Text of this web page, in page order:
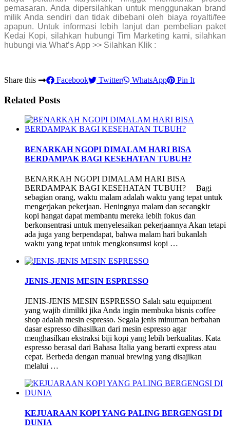
pemasaran. Anda dipersilahkan untuk menggunakan brand
milik Anda sendiri dan tidak dibebani oleh biaya royalti/fee
apapun. Untuk informasi lebih lanjut dan pembelian paket
Kedai Kopi, silahkan hubungi Tim Marketing kami, silahkan
hubungi via What’s App >> Silahkan Klik :
Share this Facebook Twitter WhatsApp Pin It
Related Posts
BENARKAH NGOPI DIMALAM HARI BISA
BERDAMPAK BAGI KESEHATAN TUBUH?
BENARKAH NGOPI DIMALAM HARI BISA
BERDAMPAK BAGI KESEHATAN TUBUH? Bagi
sebagian orang, waktu malam adalah waktu yang tepat untuk
mengerjakan pekerjaan. Heningnya malam dan secangkir
kopi hangat dapat membantu mereka lebih fokus dan
berkonsentrasi untuk menyelesaikan pekerjaannya Akan tetapi
ada juga yang berpendapat, bahwa malam hari bukanlah
waktu yang tepat untuk mengkonsumsi kopi …
JENIS-JENIS MESIN ESPRESSO
JENIS-JENIS MESIN ESPRESSO Salah satu equipment
yang wajib dimiliki jika Anda ingin membuka bisnis coffee
shop adalah mesin espresso. Segala jenis minuman berbahan
dasar espresso dihasilkan dari mesin espresso agar
menghasilkan ekstraksi biji kopi yang lebih berkualitas. Kata
espresso berasal dari Bahasa Italia yang berarti express atau
cepat. Berbeda dengan manual brewing yang disajikan
melalui …
KEJUARAAN KOPI YANG PALING BERGENGSI DI
DUNIA